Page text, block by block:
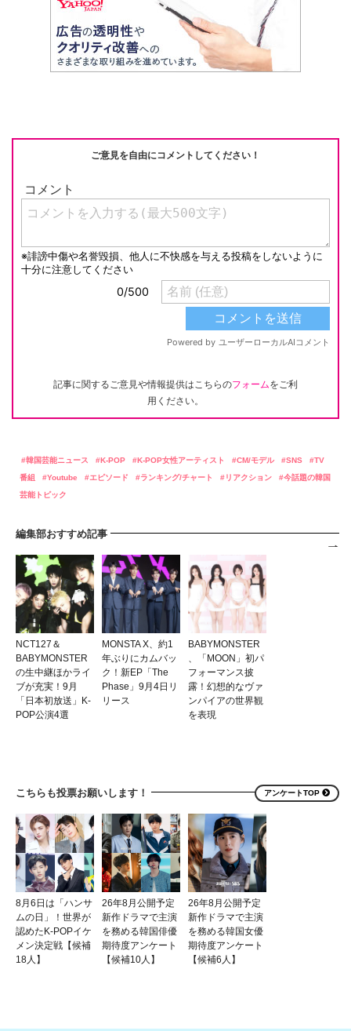
e
C
at
c
e
b
k
e
n
a
ail
Li
ご意見を自由にコメントしてください！
記事に関するご意見や情報提供はこちらのフォームをご利
用ください。
韓国芸能ニュース K-POP K-POP女性アーティスト CM/モデル SNS
TV
番組
Youtube エピソード ランキング/チャート リアクション
今話題の韓国
芸能トピック
編集部おすすめ記事
NCT127＆
BABYMONSTER
の生中継ほかライ
ブが充実！9月
「日本初放送」K-
POP公演4選
MONSTA X、約1
年ぶりにカムバッ
ク！新EP「The
Phase」9月4日リ
リース
BABYMONSTER
、「MOON」初パ
フォーマンス披
露！幻想的なヴァ
ンパイアの世界観
を表現
こちらも投票お願いします！ アンケートTOP
8月6日は「ハンサ
ムの日」！世界が
認めたK-POPイケ
メン決定戦【候補
18人】
26年8月公開予定
新作ドラマで主演
を務める韓国俳優
期待度アンケート
【候補10人】
26年8月公開予定
新作ドラマで主演
を務める韓国女優
期待度アンケート
【候補6人】